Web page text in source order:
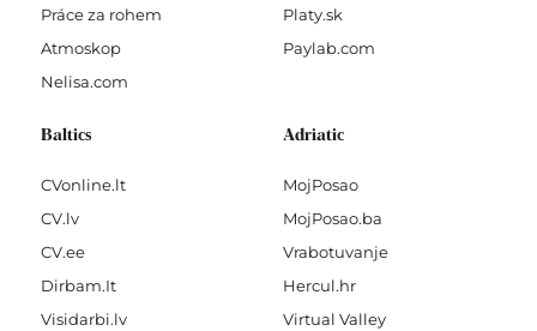
Práce za rohem
Atmoskop
Nelisa.com
Platy.sk
Paylab.com
Baltics
CVonline.lt
CV.lv
CV.ee
Dirbam.It
Visidarbi.lv
Adriatic
MojPosao
MojPosao.ba
Vrabotuvanje
Hercul.hr
Virtual Valley